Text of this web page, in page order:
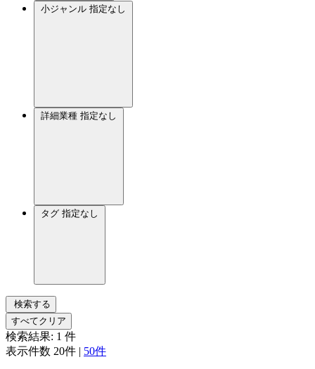
小ジャンル 指定なし
詳細業種 指定なし
タグ 指定なし
検索する
すべてクリア
検索結果: 1 件
表示件数 20件 | 50件